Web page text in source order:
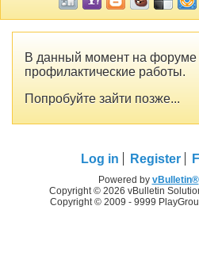
В данный момент на форуме
профилактические работы.
Попробуйте зайти позже...
Log in Register
Powered by vBulletin®
Copyright © 2026 vBulletin
Copyright © 2009 - 9999